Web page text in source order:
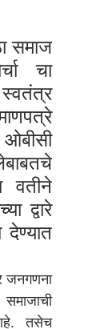
समाज
चा
स्वतंत्र
वतीने
द्वारे
देण्यात
जनगणना
तसेच